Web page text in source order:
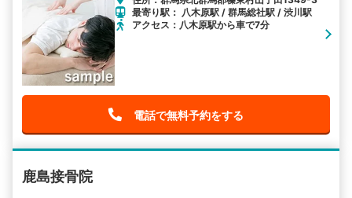
最寄り駅： 八木原駅 / 群馬総社駅 / 渋川駅
アクセス：八木原駅から車で7分
電話で無料予約をする
鹿島接骨院